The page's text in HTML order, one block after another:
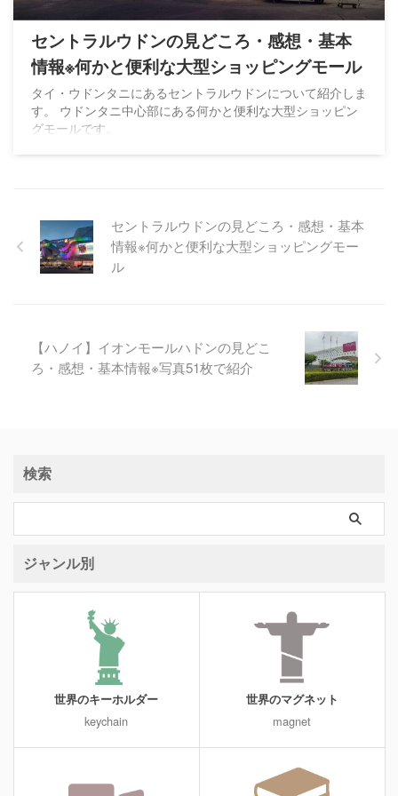
セントラルウドンの見どころ・感想・基本
情報※何かと便利な大型ショッピングモール
タイ・ウドンタニにあるセントラルウドンについて紹介しま
す。 ウドンタニ中心部にある何かと便利な大型ショッピン
グモールです。
セントラルウドンの見どころ・感想・基本
情報※何かと便利な大型ショッピングモー
ル
【ハノイ】イオンモールハドンの見どこ
ろ・感想・基本情報※写真51枚で紹介
検索
ジャンル別
世界のキーホルダー
keychain
世界のマグネット
magnet